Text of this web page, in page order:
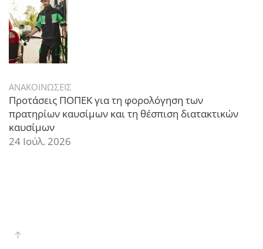
ΑΝΑΚΟΙΝΩΣΕΙΣ
Προτάσεις ΠΟΠΕΚ για τη φορολόγηση των
πρατηρίων καυσίμων και τη θέσπιση διατακτικών
καυσίμων
24 Ιούλ. 2026